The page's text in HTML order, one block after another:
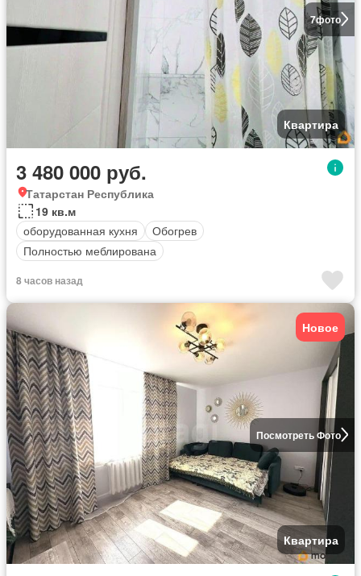
7фото
Квартира
3 480 000 руб.
Татарстан Республика
19 кв.м
оборудованная кухня
Обогрев
Полностью меблирована
8 часов назад
Посмотреть Фото
Новое
Квартира